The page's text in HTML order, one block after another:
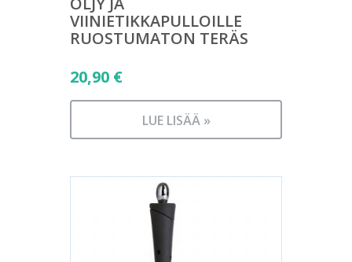
VIINIETIKKAPULLOILLE
RUOSTUMATON TERÄS
20,90 €
LUE LISÄÄ »